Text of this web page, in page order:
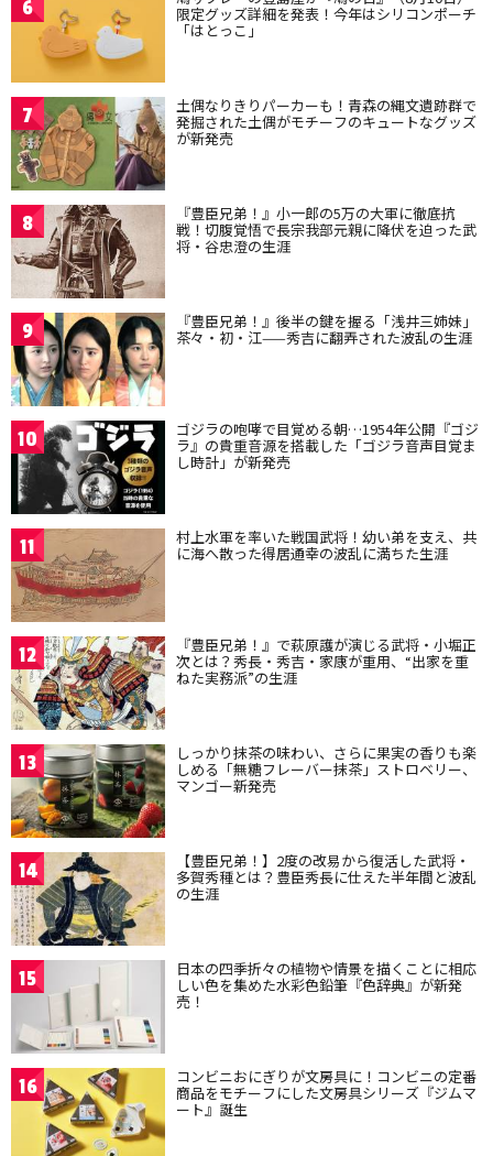
6 限定グッズ詳細を発表！今年はシリコンポーチ
「はとっこ」
7 土偶なりきりパーカーも！青森の縄文遺跡群で
発掘された土偶がモチーフのキュートなグッズ
が新発売
8 『豊臣兄弟！』小一郎の5万の大軍に徹底抗
戦！切腹覚悟で長宗我部元親に降伏を迫った武
将・谷忠澄の生涯
9 『豊臣兄弟！』後半の鍵を握る「浅井三姉妹」
茶々・初・江——秀吉に翻弄された波乱の生涯
10 ゴジラの咆哮で目覚める朝…1954年公開『ゴジ
ラ』の貴重音源を搭載した「ゴジラ音声目覚ま
し時計」が新発売
11 村上水軍を率いた戦国武将！幼い弟を支え、共
に海へ散った得居通幸の波乱に満ちた生涯
12 『豊臣兄弟！』で萩原護が演じる武将・小堀正
次とは？秀長・秀吉・家康が重用、“出家を重
ねた実務派”の生涯
13 しっかり抹茶の味わい、さらに果実の香りも楽
しめる「無糖フレーバー抹茶」ストロベリー、
マンゴー新発売
14 【豊臣兄弟！】2度の改易から復活した武将・
多賀秀種とは？豊臣秀長に仕えた半年間と波乱
の生涯
15 日本の四季折々の植物や情景を描くことに相応
しい色を集めた水彩色鉛筆『色辞典』が新発
売！
16 コンビニおにぎりが文房具に！コンビニの定番
商品をモチーフにした文房具シリーズ『ジムマ
ート』誕生